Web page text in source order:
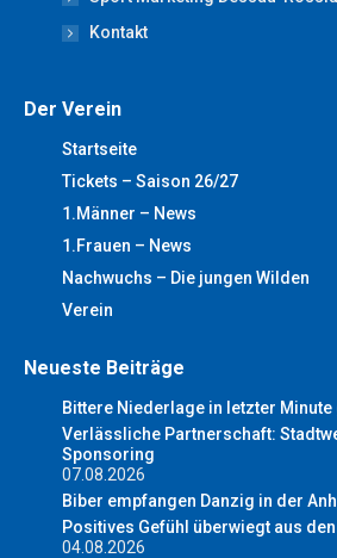
Kontakt
Der Verein
Startseite
Tickets – Saison 26/27
1.Männer – News
1.Frauen – News
Nachwuchs – Die jungen Wilden
Verein
Neueste Beiträge
Bittere Niederlage in letzter Minute
Verlässliche Partnerschaft:
Sponsoring
07.08.2026
Biber empfangen Danzig in der
Positives Gefühl überwiegt aus
04.08.2026